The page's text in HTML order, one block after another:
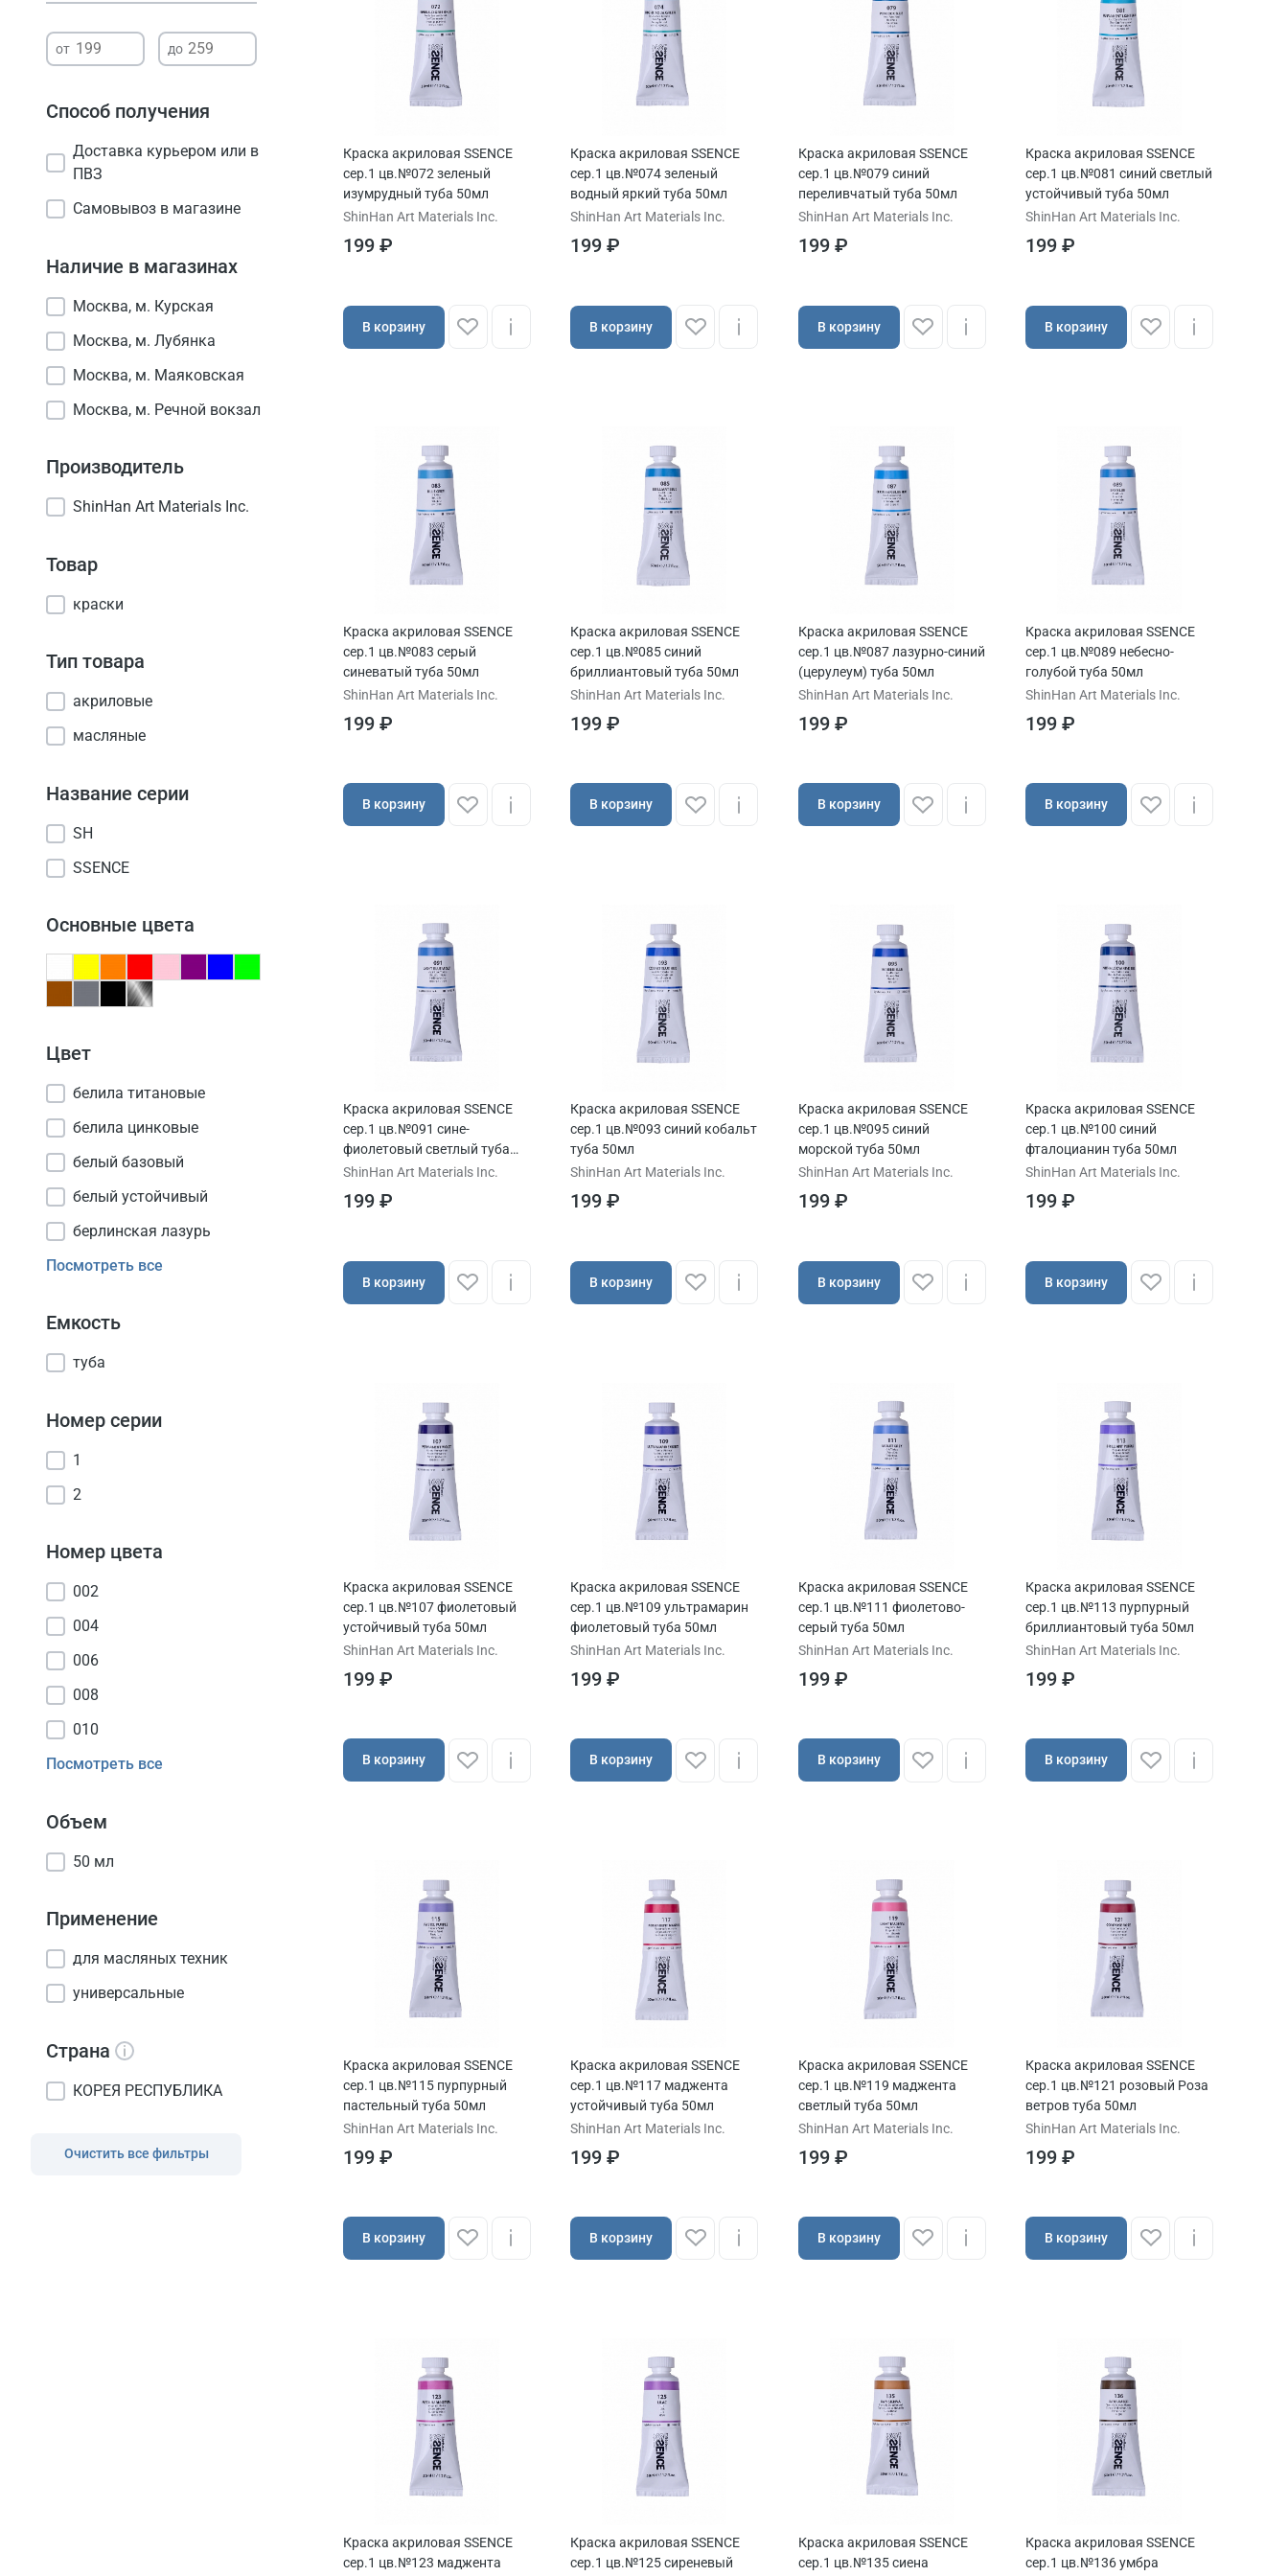
Способ получения
Доставка курьером или в
ПВЗ
Самовывоз в магазине
Наличие в магазинах
Москва, м. Курская
Москва, м. Лубянка
Москва, м. Маяковская
Москва, м. Речной вокзал
Производитель
ShinHan Art Materials Inc.
Товар
краски
Тип товара
акриловые
масляные
Название серии
SH
SSENCE
Основные цвета
Цвет
белила титановые
белила цинковые
белый базовый
белый устойчивый
берлинская лазурь
Посмотреть все
Емкость
туба
Номер серии
1
2
Номер цвета
002
004
006
008
010
Посмотреть все
Объем
50 мл
Применение
для масляных техник
универсальные
Страна
КОРЕЯ РЕСПУБЛИКА
Очистить все фильтры
Краска акриловая SSENCE
сер.1 цв.№072 зеленый
изумрудный туба 50мл
ShinHan Art Materials Inc.
199 ₽
В корзину
Краска акриловая SSENCE
сер.1 цв.№074 зеленый
водный яркий туба 50мл
ShinHan Art Materials Inc.
199 ₽
В корзину
Краска акриловая SSENCE
сер.1 цв.№079 синий
переливчатый туба 50мл
ShinHan Art Materials Inc.
199 ₽
В корзину
Краска акриловая SSENCE
сер.1 цв.№081 синий светлый
устойчивый туба 50мл
ShinHan Art Materials Inc.
199 ₽
В корзину
Краска акриловая SSENCE
сер.1 цв.№083 серый
синеватый туба 50мл
ShinHan Art Materials Inc.
199 ₽
В корзину
Краска акриловая SSENCE
сер.1 цв.№085 синий
бриллиантовый туба 50мл
ShinHan Art Materials Inc.
199 ₽
В корзину
Краска акриловая SSENCE
сер.1 цв.№087 лазурно-синий
(церулеум) туба 50мл
ShinHan Art Materials Inc.
199 ₽
В корзину
Краска акриловая SSENCE
сер.1 цв.№089 небесно-
голубой туба 50мл
ShinHan Art Materials Inc.
199 ₽
В корзину
Краска акриловая SSENCE
сер.1 цв.№091 сине-
фиолетовый светлый туба
50мл
ShinHan Art Materials Inc.
199 ₽
В корзину
Краска акриловая SSENCE
сер.1 цв.№093 синий кобальт
туба 50мл
ShinHan Art Materials Inc.
199 ₽
В корзину
Краска акриловая SSENCE
сер.1 цв.№095 синий
морской туба 50мл
ShinHan Art Materials Inc.
199 ₽
В корзину
Краска акриловая SSENCE
сер.1 цв.№100 синий
фталоцианин туба 50мл
ShinHan Art Materials Inc.
199 ₽
В корзину
Краска акриловая SSENCE
сер.1 цв.№107 фиолетовый
устойчивый туба 50мл
ShinHan Art Materials Inc.
199 ₽
В корзину
Краска акриловая SSENCE
сер.1 цв.№109 ультрамарин
фиолетовый туба 50мл
ShinHan Art Materials Inc.
199 ₽
В корзину
Краска акриловая SSENCE
сер.1 цв.№111 фиолетово-
серый туба 50мл
ShinHan Art Materials Inc.
199 ₽
В корзину
Краска акриловая SSENCE
сер.1 цв.№113 пурпурный
бриллиантовый туба 50мл
ShinHan Art Materials Inc.
199 ₽
В корзину
Краска акриловая SSENCE
сер.1 цв.№115 пурпурный
пастельный туба 50мл
ShinHan Art Materials Inc.
199 ₽
В корзину
Краска акриловая SSENCE
сер.1 цв.№117 маджента
устойчивый туба 50мл
ShinHan Art Materials Inc.
199 ₽
В корзину
Краска акриловая SSENCE
сер.1 цв.№119 маджента
светлый туба 50мл
ShinHan Art Materials Inc.
199 ₽
В корзину
Краска акриловая SSENCE
сер.1 цв.№121 розовый Роза
ветров туба 50мл
ShinHan Art Materials Inc.
199 ₽
В корзину
Краска акриловая SSENCE
сер.1 цв.№123 маджента
Краска акриловая SSENCE
сер.1 цв.№125 сиреневый
Краска акриловая SSENCE
сер.1 цв.№135 сиена
Краска акриловая SSENCE
сер.1 цв.№136 умбра